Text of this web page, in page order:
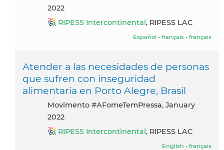
2022
RIPESS Intercontinental, RIPESS LAC
Español - français - français
Atender a las necesidades de personas
que sufren con inseguridad
alimentaria en Porto Alegre, Brasil
Movimento #AFomeTemPressa, January
2022
RIPESS Intercontinental, RIPESS LAC
English - français